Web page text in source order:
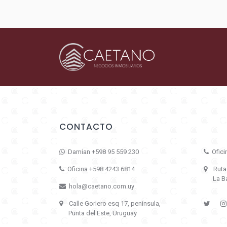
CONTACTO
Damian +598 95 559 230
Oficina +598 4243 6814
hola@caetano.com.uy
Calle Gorlero esq 17, península,
Punta del Este, Uruguay
Ruta
La